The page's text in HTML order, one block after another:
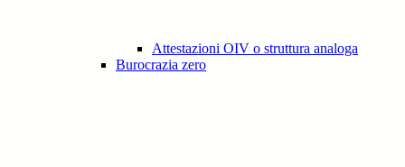
Attestazioni OIV o struttura analoga
Burocrazia zero